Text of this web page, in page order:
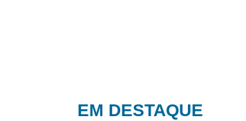
EM DESTAQUE